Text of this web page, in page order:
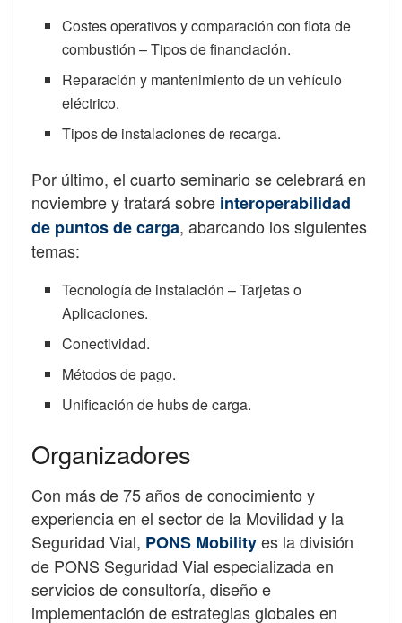
Costes operativos y comparación con flota de
combustión – Tipos de financiación.
Reparación y mantenimiento de un vehículo
eléctrico.
Tipos de instalaciones de recarga.
Por último, el cuarto seminario se celebrará en
noviembre y tratará sobre interoperabilidad
de puntos de carga, abarcando los siguientes
temas:
Tecnología de instalación – Tarjetas o
Aplicaciones.
Conectividad.
Métodos de pago.
Unificación de hubs de carga.
Organizadores
Con más de 75 años de conocimiento y
experiencia en el sector de la Movilidad y la
Seguridad Vial, PONS Mobilityes la división
de PONS Seguridad Vial especializada en
servicios de consultoría, diseño e
implementación de estrategias globales en